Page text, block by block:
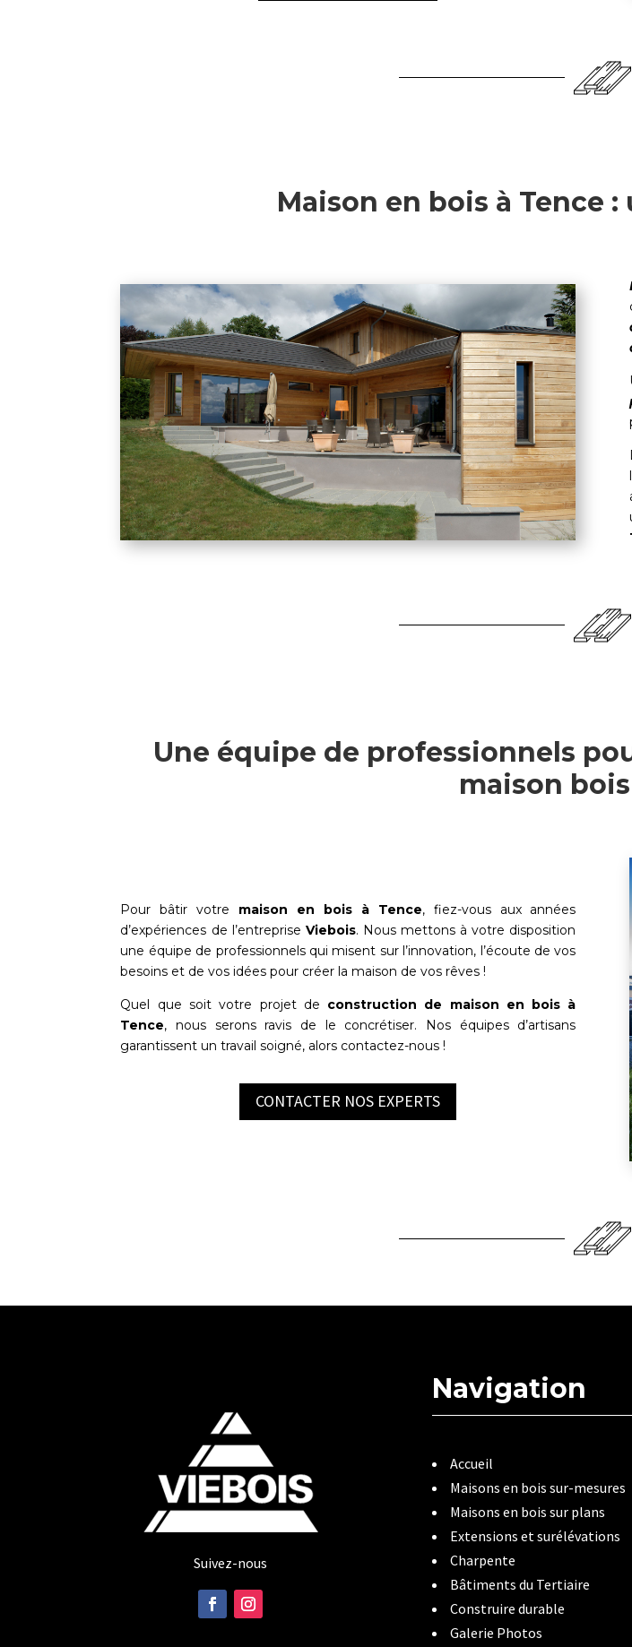
Maison en bois à Tence
Une équipe de professionnels
maison
Pour bâtir votre maison en bois à Tence, fiez-vous aux années
d’expériences de l’entreprise Viebois. Nous mettons à votre disposition
une équipe de professionnels qui misent sur l’innovation, l’écoute de vos
besoins et de vos idées pour créer la maison de vos rêves !
Quel que soit votre projet de construction de maison en bois à
Tence, nous serons ravis de le concrétiser. Nos équipes d’artisans
garantissent un travail soigné, alors contactez-nous !
CONTACTER NOS EXPERTS
Suivez-nous
Navigation
Accueil
Maisons en bois sur-mesures
Maisons en bois sur plans
Extensions et surélévations
Charpente
Bâtiments du Tertiaire
Construire durable
Galerie Photos